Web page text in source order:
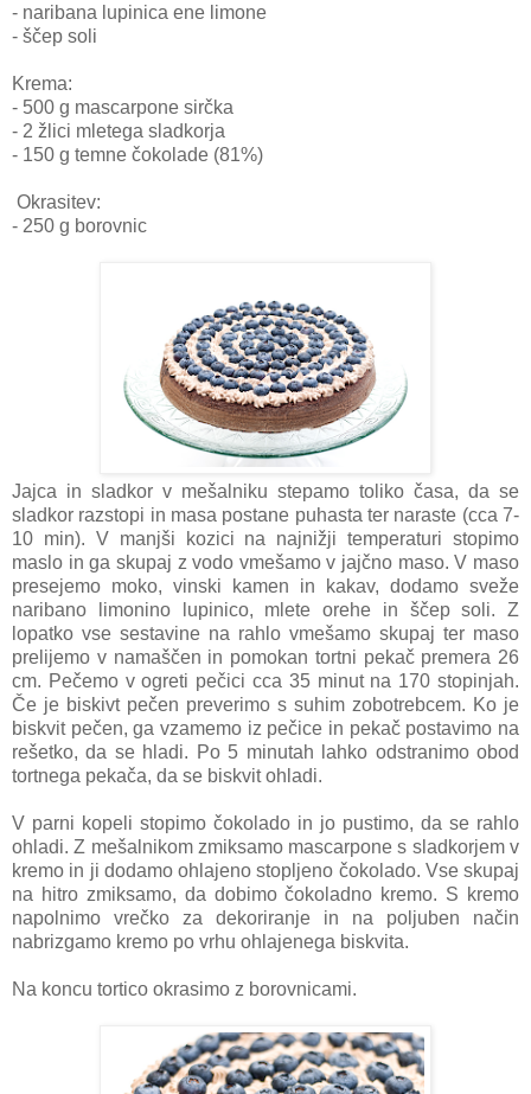
- naribana lupinica ene limone
- ščep soli
Krema:
- 500 g mascarpone sirčka
- 2 žlici mletega sladkorja
- 150 g temne čokolade (81%)
Okrasitev:
- 250 g borovnic
Jajca in sladkor v mešalniku stepamo toliko časa, da se
sladkor razstopi in masa postane puhasta ter naraste (cca 7-
10 min). V manjši kozici na najnižji temperaturi stopimo
maslo in ga skupaj z vodo vmešamo v jajčno maso. V maso
presejemo moko, vinski kamen in kakav, dodamo sveže
naribano limonino lupinico, mlete orehe in ščep soli. Z
lopatko vse sestavine na rahlo vmešamo skupaj ter maso
prelijemo v namaščen in pomokan tortni pekač premera 26
cm. Pečemo v ogreti pečici cca 35 minut na 170 stopinjah.
Če je biskivt pečen preverimo s suhim zobotrebcem. Ko je
biskvit pečen, ga vzamemo iz pečice in pekač postavimo na
rešetko, da se hladi. Po 5 minutah lahko odstranimo obod
tortnega pekača, da se biskvit ohladi.
V parni kopeli stopimo čokolado in jo pustimo, da se rahlo
ohladi. Z mešalnikom zmiksamo mascarpone s sladkorjem v
kremo in ji dodamo ohlajeno stopljeno čokolado. Vse skupaj
na hitro zmiksamo, da dobimo čokoladno kremo. S kremo
napolnimo vrečko za dekoriranje in na poljuben način
nabrizgamo kremo po vrhu ohlajenega biskvita.
Na koncu tortico okrasimo z borovnicami.